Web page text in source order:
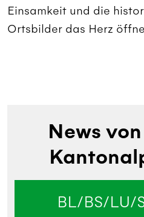
Einsamkeit und die
Ortsbilder das Herz
News
BL/BS/LU/